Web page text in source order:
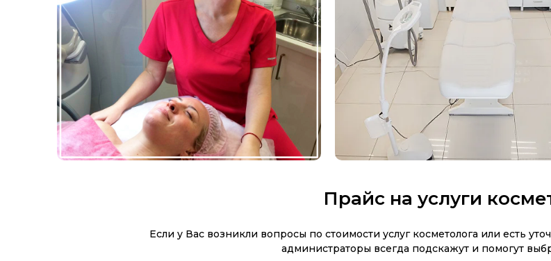
Прайс на услуги
Если у Вас возникли вопросы по стоимости услуг косметолога или есть
администраторы всегда подскажут и помогут